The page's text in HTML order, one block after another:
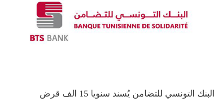
البنك التونسي للتضامن يُسند سنويا 15 الف قرض